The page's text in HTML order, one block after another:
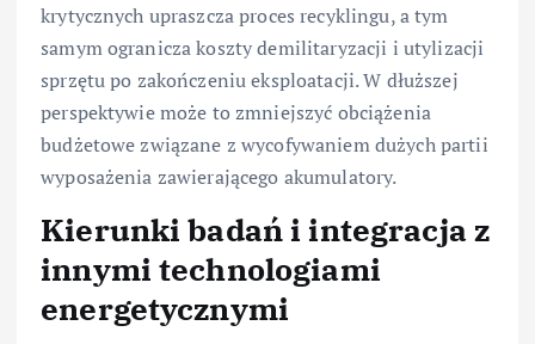
krytycznych upraszcza proces recyklingu, a tym
samym ogranicza koszty demilitaryzacji i utylizacji
sprzętu po zakończeniu eksploatacji. W dłuższej
perspektywie może to zmniejszyć obciążenia
budżetowe związane z wycofywaniem dużych partii
wyposażenia zawierającego akumulatory.
Kierunki badań i integracja z
innymi technologiami
energetycznymi